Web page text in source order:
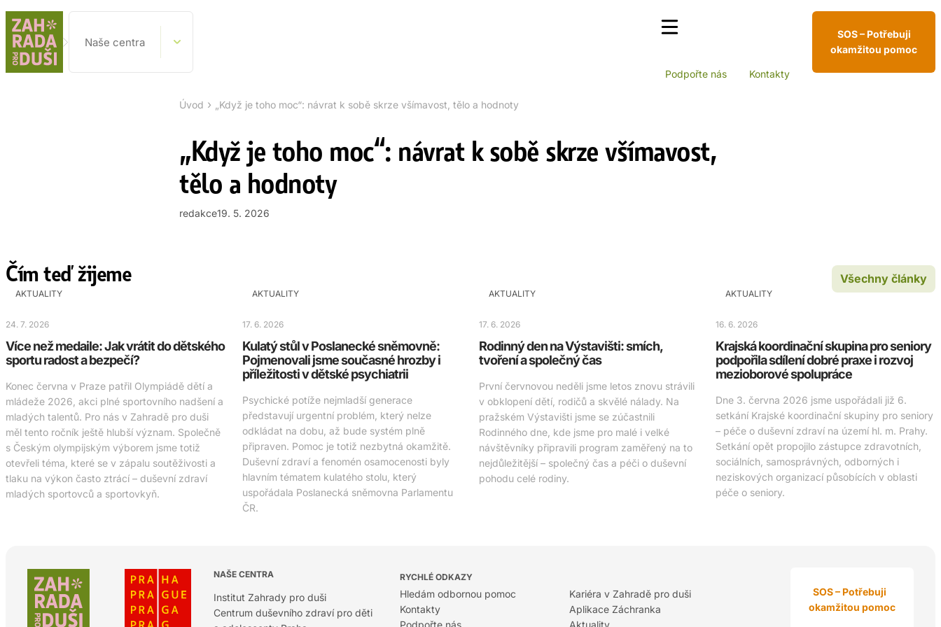
Naše centra
Podpořte nás Kontakty
SOS – Potřebuji
okamžitou pomoc
Úvod › „Když je toho moc“: návrat k sobě skrze všímavost, tělo a hodnoty
„Když je toho moc“: návrat k sobě skrze všímavost,
tělo a hodnoty
redakce19. 5. 2026
Čím teď žijeme Všechny články
AKTUALITY
24. 7. 2026
Více než medaile: Jak vrátit do dětského
sportu radost a bezpečí?
Konec června v Praze patřil Olympiádě dětí a
mládeže 2026, akci plné sportovního nadšení a
mladých talentů. Pro nás v Zahradě pro duši
měl tento ročník ještě hlubší význam. Společně
s Českým olympijským výborem jsme totiž
otevřeli téma, které se v zápalu soutěživosti a
tlaku na výkon často ztrácí – duševní zdraví
mladých sportovců a sportovkyň.
AKTUALITY
17. 6. 2026
Kulatý stůl v Poslanecké sněmovně:
Pojmenovali jsme současné hrozby i
příležitosti v dětské psychiatrii
Psychické potíže nejmladší generace
představují urgentní problém, který nelze
odkládat na dobu, až bude systém plně
připraven. Pomoc je totiž nezbytná okamžitě.
Duševní zdraví a fenomén osamocenosti byly
hlavním tématem kulatého stolu, který
uspořádala Poslanecká sněmovna Parlamentu
ČR.
AKTUALITY
17. 6. 2026
Rodinný den na Výstavišti: smích,
tvoření a společný čas
První červnovou neděli jsme letos znovu strávili
v obklopení dětí, rodičů a skvělé nálady. Na
pražském Výstavišti jsme se zúčastnili
Rodinného dne, kde jsme pro malé i velké
návštěvníky připravili program zaměřený na to
nejdůležitější – společný čas a péči o duševní
pohodu celé rodiny.
AKTUALITY
16. 6. 2026
Krajská koordinační skupina pro seniory
podpořila sdílení dobré praxe i rozvoj
mezioborové spolupráce
Dne 3. června 2026 jsme uspořádali již 6.
setkání Krajské koordinační skupiny pro seniory
– péče o duševní zdraví na území hl. m. Prahy.
Setkání opět propojilo zástupce zdravotních,
sociálních, samosprávných, odborných i
neziskových organizací působících v oblasti
péče o seniory.
NAŠE CENTRA
Institut Zahrady pro duši
Centrum duševního zdraví pro děti
RYCHLÉ ODKAZY
Hledám odbornou pomoc
Kontakty
Podpořte nás
Kariéra v Zahradě pro duši
Aplikace Záchranka
Aktuality
SOS – Potřebuji
okamžitou pomoc